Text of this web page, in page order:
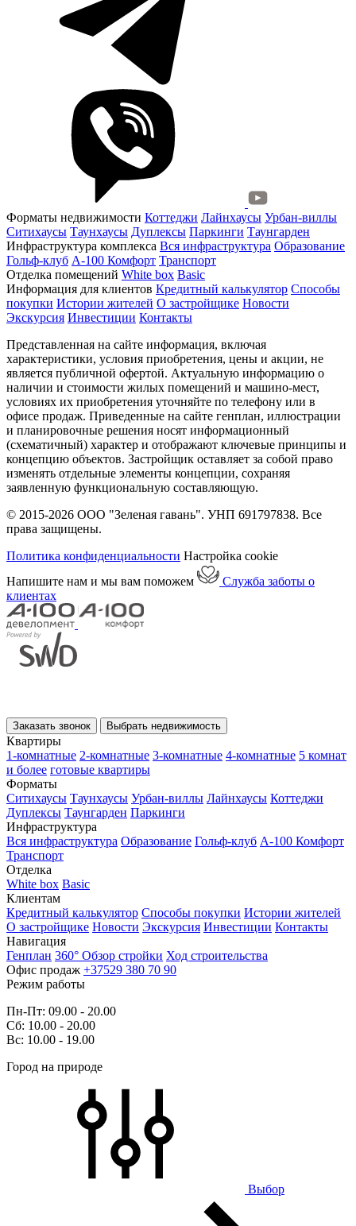
Форматы недвижимости Коттеджи Лайнхаусы Урбан-виллы
Ситихаусы Таунхаусы Дуплексы Паркинги Таунгарден
Инфраструктура комплекса Вся инфраструктура Образование
Гольф-клуб А-100 Комфорт Транспорт
Отделка помещений White box Basic
Информация для клиентов Кредитный калькулятор Способы
покупки Истории жителей О застройщике Новости
Экскурсия Инвестиции Контакты
Представленная на сайте информация, включая
характеристики, условия приобретения, цены и акции, не
является публичной офертой. Актуальную информацию о
наличии и стоимости жилых помещений и машино-мест,
условиях их приобретения уточняйте по телефону или в
офисе продаж. Приведенные на сайте генплан, иллюстрации
и планировочные решения носят информационный
(схематичный) характер и отображают ключевые принципы и
концепцию объектов. Застройщик оставляет за собой право
изменять отдельные элементы концепции, сохраняя
заявленную функциональную составляющую.
© 2015-2026 ООО "Зеленая гавань". УНП 691797838. Все
права защищены.
Политика конфиденциальности Настройка cookie
Напишите нам и мы вам поможем
Служба заботы о
клиентах
Заказать звонок Выбрать недвижимость
Квартиры
1-комнатные 2-комнатные 3-комнатные 4-комнатные 5 комнат
и более готовые квартиры
Форматы
Ситихаусы Таунхаусы Урбан-виллы Лайнхаусы Коттеджи
Дуплексы Таунгарден Паркинги
Инфраструктура
Вся инфраструктура Образование Гольф-клуб А-100 Комфорт
Транспорт
Отделка
White box Basic
Клиентам
Кредитный калькулятор Способы покупки Истории жителей
О застройщике Новости Экскурсия Инвестиции Контакты
Навигация
Генплан 360° Обзор стройки Ход строительства
Офис продаж +37529 380 70 90
Режим работы
Пн-Пт: 09.00 - 20.00
Сб: 10.00 - 20.00
Вс: 10.00 - 19.00
Город на природе
Выбор